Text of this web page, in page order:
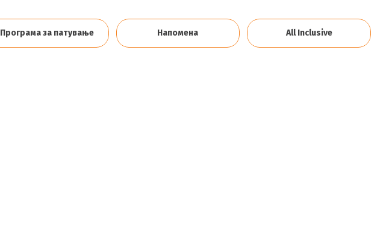
Програма за патување Напомена All Inclusive